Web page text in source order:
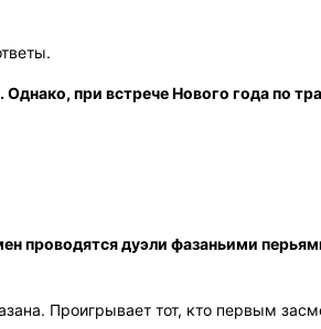
при встрече Нового года по
проводятся дуэли фазаньими
Проигрывает тот, кто первым